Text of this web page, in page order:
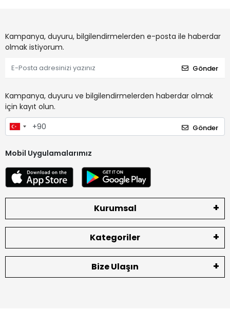
Kampanya, duyuru, bilgilendirmelerden e-posta ile haberdar
olmak istiyorum.
Gönder
Kampanya, duyuru ve bilgilendirmelerden haberdar olmak
için kayıt olun.
Gönder
Mobil Uygulamalarımız
Kurumsal
Kategoriler
Bize Ulaşın